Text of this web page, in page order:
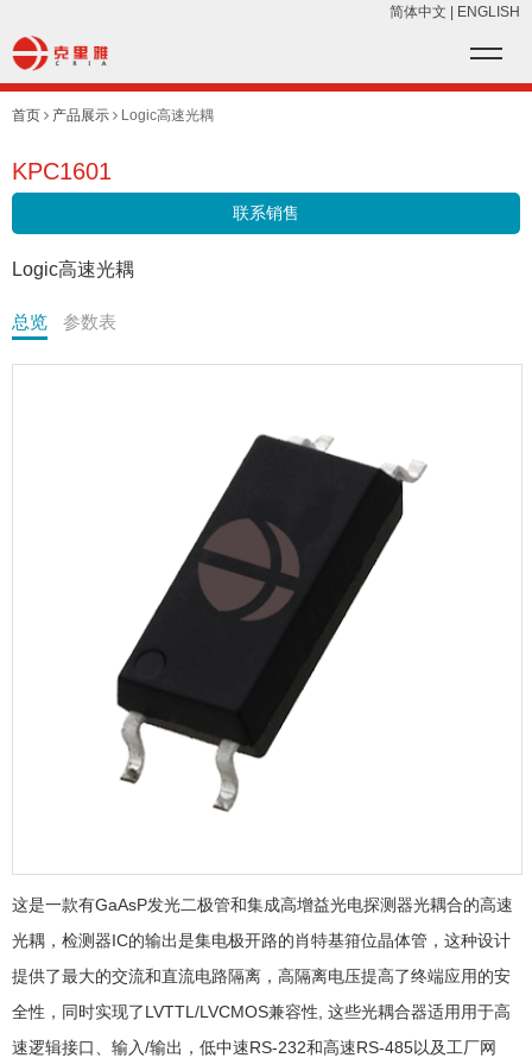
简体中文 ENGLISH
首页 产品展示 Logic高速光耦
KPC1601
联系销售
Logic高速光耦
总览 参数表
这是一款有GaAsP发光二极管和集成高增益光电探测器光耦合的高速
光耦，检测器IC的输出是集电极开路的肖特基箝位晶体管，这种设计
提供了最大的交流和直流电路隔离，高隔离电压提高了终端应用的安
全性，同时实现了LVTTL/LVCMOS兼容性, 这些光耦合器适用用于高
速逻辑接口、输入/输出，低中速RS-232和高速RS-485以及工厂网